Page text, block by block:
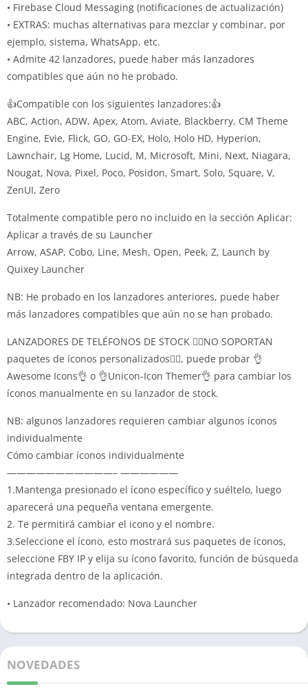
• Firebase Cloud Messaging (notificaciones de actualización)
• EXTRAS: muchas alternativas para mezclar y combinar, por
ejemplo, sistema, WhatsApp, etc.
• Admite 42 lanzadores, puede haber más lanzadores
compatibles que aún no he probado.
👍Compatible con los siguientes lanzadores:👍
ABC, Action, ADW, Apex, Atom, Aviate, Blackberry, CM Theme
Engine, Evie, Flick, GO, GO-EX, Holo, Holo HD, Hyperion,
Lawnchair, Lg Home, Lucid, M, Microsoft, Mini, Next, Niagara,
Nougat, Nova, Pixel, Poco, Posidon, Smart, Solo, Square, V,
ZenUI, Zero
Totalmente compatible pero no incluido en la sección Aplicar:
Aplicar a través de su Launcher
Arrow, ASAP, Cobo, Line, Mesh, Open, Peek, Z, Launch by
Quixey Launcher
NB: He probado en los lanzadores anteriores, puede haber
más lanzadores compatibles que aún no se han probado.
LANZADORES DE TELÉFONOS DE STOCK 🤷‍♂️NO SOPORTAN
paquetes de íconos personalizados🤷‍♂️, puede probar 👌
Awesome Icons👌 o 👌Unicon-Icon Themer👌 para cambiar los
íconos manualmente en su lanzador de stock.
NB: algunos lanzadores requieren cambiar algunos íconos
individualmente
Cómo cambiar íconos individualmente
———————————– ——————
1.Mantenga presionado el ícono específico y suéltelo, luego
aparecerá una pequeña ventana emergente.
2. Te permitirá cambiar el icono y el nombre.
3.Seleccione el ícono, esto mostrará sus paquetes de íconos,
seleccione FBY IP y elija su ícono favorito, función de búsqueda
integrada dentro de la aplicación.
• Lanzador recomendado: Nova Launcher
NOVEDADES